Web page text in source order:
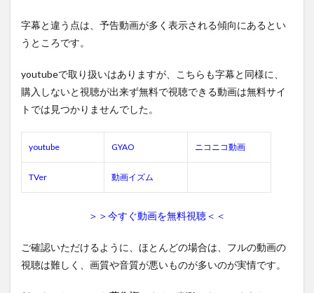
字幕と違う点は、予告動画が多く表示される傾向にあるとい
うところです。
youtubeで取り扱いはありますが、こちらも字幕と同様に、
購入しないと視聴が出来ず無料で視聴できる動画は無料サイ
トでは見つかりませんでした。
youtube GYAO ニコニコ動画
TVer 動画イズム
＞＞今すぐ動画を無料視聴＜＜
ご確認いただけるように、ほとんどの場合は、フルの動画の
視聴は難しく、画質や音質が悪いものが多いのが実情です。